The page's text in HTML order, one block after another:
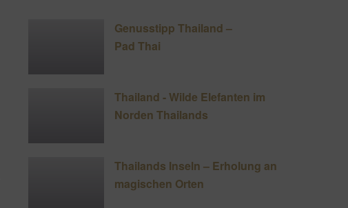
Genusstipp Thailand –
Pad Thai
Thailand - Wilde Elefanten im
Norden Thailands
Thailands Inseln – Erholung an
magischen Orten